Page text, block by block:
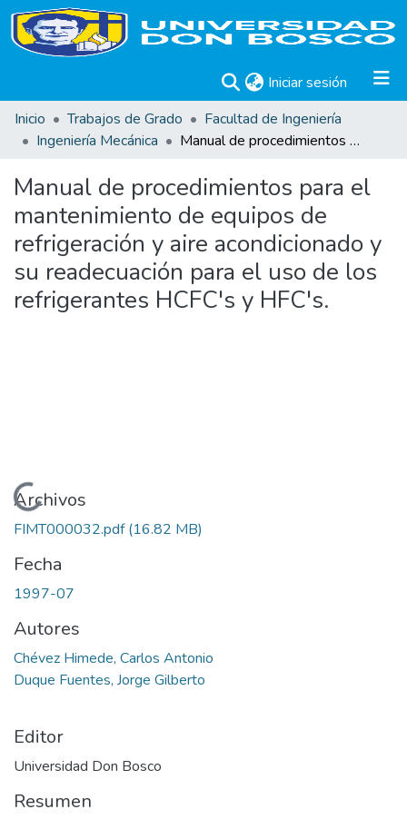
Iniciar sesión (current)
Inicio
Trabajos de Grado
Facultad de Ingeniería
Ingeniería Mecánica
Manual de procedimientos para el mantenimiento de equipos de refrigeración y aire acondicionado y su readecuación para el uso de los refrigerantes HCFC's y HFC's.
Manual de procedimientos para el
mantenimiento de equipos de
refrigeración y aire acondicionado y
su readecuación para el uso de los
refrigerantes HCFC's y HFC's.
Cargando...
Archivos
FIMT000032.pdf(16.82 MB)
Fecha
1997-07
Autores
Chévez Himede, Carlos Antonio
Duque Fuentes, Jorge Gilberto
Editor
Universidad Don Bosco
Resumen